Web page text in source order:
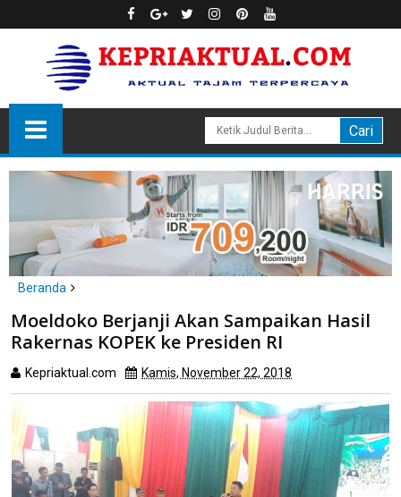
Beranda
lingga
Moeldoko Berjanji Akan Sampaikan Hasil Rakernas KOPEK ke
Moeldoko Berjanji Akan Sampaikan Hasil
Rakernas KOPEK ke Presiden RI
Kepriaktual.com Kamis, November 22, 2018